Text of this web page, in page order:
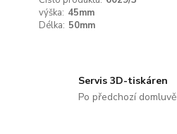
výška: 45mm
Délka: 50mm
Servis 3D-tiskáren
Po předchozí domluvě